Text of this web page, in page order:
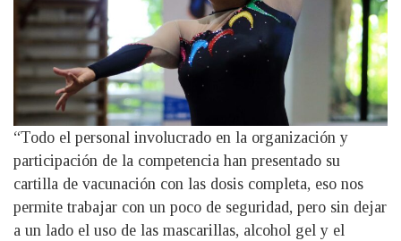
“Todo el personal involucrado en la organización y
participación de la competencia han presentado su
cartilla de vacunación con las dosis completa, eso nos
permite trabajar con un poco de seguridad, pero sin dejar
a un lado el uso de las mascarillas, alcohol gel y el